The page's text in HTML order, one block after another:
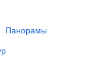
Панорамы